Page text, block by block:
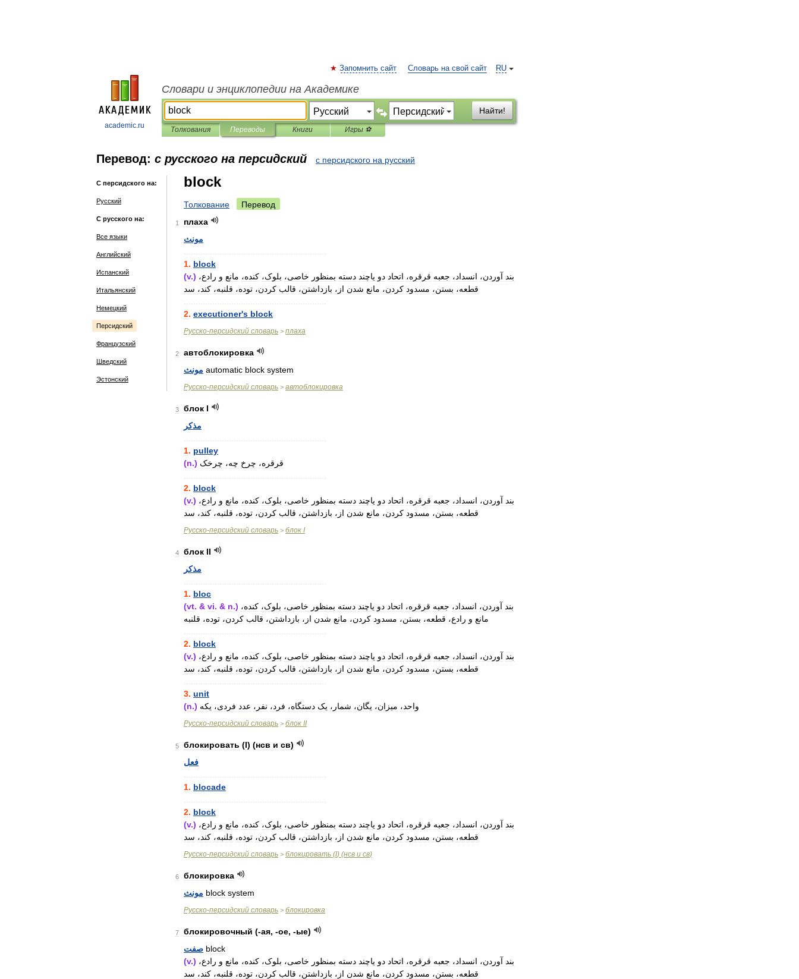
academic.ru
RU
Запомнить сайт Словарь на свой сайт
Словари и энциклопедии на Академике
Найти!
Толкования Переводы Книги Игры ⚽
Перевод: с русского на персидский с персидского на русский
С персидского на:
Русский
С русского на:
Все языки
Английский
Испанский
Итальянский
Немецкий
Персидский
Французский
Шведский
Эстонский
block
Толкование Перевод
1
плаха
مونث
1. block
(v.) بند آوردن، انسداد، جعبه قرقره، اتحاد دو یاچند دسته بمنظور خاصی، بلوک، کنده، مانع و رادع،
قطعه، بستن، مسدود کردن، مانع شدن از، بازداشتن، قالب کردن، توده، قلنبه، کند، سد
2. executioner's block
Русско-персидский словарь > плаха
2
автоблокировка
مونث automatic block system
Русско-персидский словарь > автоблокировка
3 блок I
مذکر
1. pulley
(n.) قرقره، چرخ چه، چرخک
2. block
(v.) بند آوردن، انسداد، جعبه قرقره، اتحاد دو یاچند دسته بمنظور خاصی، بلوک، کنده، مانع و رادع،
قطعه، بستن، مسدود کردن، مانع شدن از، بازداشتن، قالب کردن، توده، قلنبه، کند، سد
Русско-персидский словарь > блок I
4 блок II
مذکر
1. bloc
(vt. & vi. & n.) بند آوردن، انسداد، جعبه قرقره، اتحاد دو یاچند دسته بمنظور خاصی، بلوک، کنده،
مانع و رادع، قطعه، بستن، مسدود کردن، مانع شدن از، بازداشتن، قالب کردن، توده، قلنبه
2. block
(v.) بند آوردن، انسداد، جعبه قرقره، اتحاد دو یاچند دسته بمنظور خاصی، بلوک، کنده، مانع و رادع،
قطعه، بستن، مسدود کردن، مانع شدن از، بازداشتن، قالب کردن، توده، قلنبه، کند، سد
3. unit
(n.) واحد، میزان، یگان، شمار، یک دستگاه، فرد، نفر، عدد فردی، یکه
Русско-персидский словарь > блок II
5 блокировать (I) (нсв и св)
فعل
1. blocade
2. block
(v.) بند آوردن، انسداد، جعبه قرقره، اتحاد دو یاچند دسته بمنظور خاصی، بلوک، کنده، مانع و رادع،
قطعه، بستن، مسدود کردن، مانع شدن از، بازداشتن، قالب کردن، توده، قلنبه، کند، سد
Русско-персидский словарь > блокировать (I) (нсв и св)
6
блокировка
مونث block system
Русско-персидский словарь > блокировка
7 блокировочный (-ая, -ое, -ые)
صفت block
(v.) بند آوردن، انسداد، جعبه قرقره، اتحاد دو یاچند دسته بمنظور خاصی، بلوک، کنده، مانع و رادع،
قطعه، بستن، مسدود کردن، مانع شدن از، بازداشتن، قالب کردن، توده، قلنبه، کند، سد